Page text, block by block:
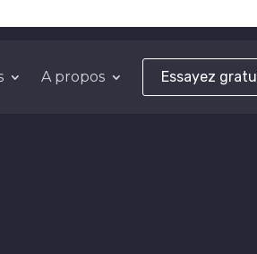
A propos Essayez